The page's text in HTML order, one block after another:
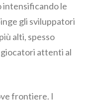
intensificando le
gli sviluppatori
alti, spesso
attenti al
frontiere. I